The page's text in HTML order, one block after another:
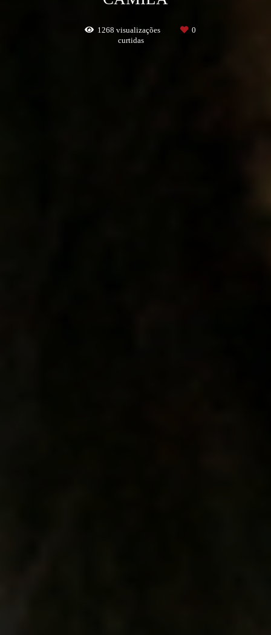
1268 visualizações
0
curtidas